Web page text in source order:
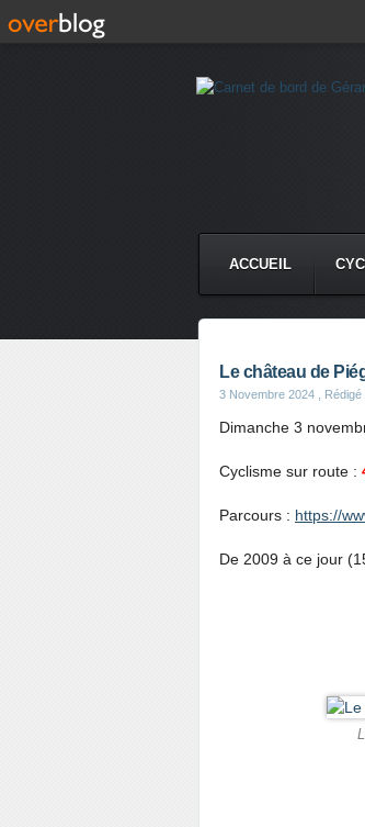
ACCUEIL
Le château de
3 Novembre 2024 ,
Dimanche 3
Cyclisme sur route :
Parcours : https://
De 2009 à ce jour